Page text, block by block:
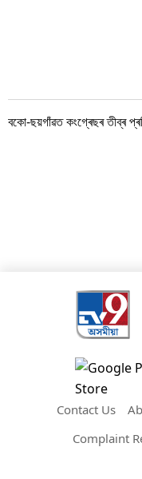
বকো-ছয়গাঁৱত কংগ্ৰেছৰ তীব্ৰ
Contact Us
Complaint